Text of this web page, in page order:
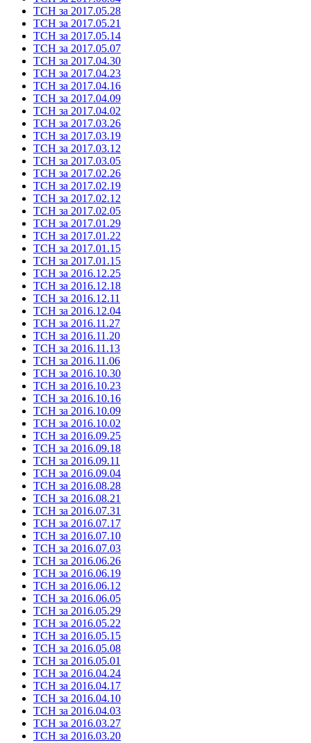
ТСН за 2017.05.28
ТСН за 2017.05.21
ТСН за 2017.05.14
ТСН за 2017.05.07
ТСН за 2017.04.30
ТСН за 2017.04.23
ТСН за 2017.04.16
ТСН за 2017.04.09
ТСН за 2017.04.02
ТСН за 2017.03.26
ТСН за 2017.03.19
ТСН за 2017.03.12
ТСН за 2017.03.05
ТСН за 2017.02.26
ТСН за 2017.02.19
ТСН за 2017.02.12
ТСН за 2017.02.05
ТСН за 2017.01.29
ТСН за 2017.01.22
ТСН за 2017.01.15
ТСН за 2017.01.15
ТСН за 2016.12.25
ТСН за 2016.12.18
ТСН за 2016.12.11
ТСН за 2016.12.04
ТСН за 2016.11.27
ТСН за 2016.11.20
ТСН за 2016.11.13
ТСН за 2016.11.06
ТСН за 2016.10.30
ТСН за 2016.10.23
ТСН за 2016.10.16
ТСН за 2016.10.09
ТСН за 2016.10.02
ТСН за 2016.09.25
ТСН за 2016.09.18
ТСН за 2016.09.11
ТСН за 2016.09.04
ТСН за 2016.08.28
ТСН за 2016.08.21
ТСН за 2016.07.31
ТСН за 2016.07.17
ТСН за 2016.07.10
ТСН за 2016.07.03
ТСН за 2016.06.26
ТСН за 2016.06.19
ТСН за 2016.06.12
ТСН за 2016.06.05
ТСН за 2016.05.29
ТСН за 2016.05.22
ТСН за 2016.05.15
ТСН за 2016.05.08
ТСН за 2016.05.01
ТСН за 2016.04.24
ТСН за 2016.04.17
ТСН за 2016.04.10
ТСН за 2016.04.03
ТСН за 2016.03.27
ТСН за 2016.03.20